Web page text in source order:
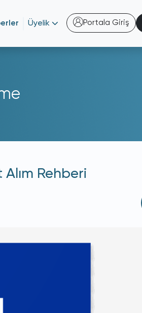
Üyelik Portala Giriş
Rehberi